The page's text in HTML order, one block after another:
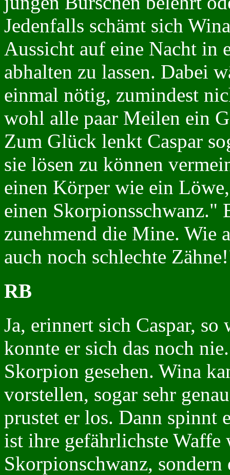
Jedenfalls schämt sich
Aussicht auf eine Nacht in
abhalten zu lassen. Dabei
einmal nötig, zumindest
wohl alle paar Meilen ein
Zum Glück lenkt Caspar
sie lösen zu können
einen Körper wie ein
einen Skorpionsschwanz."
zunehmend die Mine. Wie
auch noch schlechte
RB
Ja, erinnert sich Caspar,
konnte er sich das noch
Skorpion gesehen. Wina
vorstellen, sogar sehr
prustet er los. Dann spinnt
ist ihre gefährlichste
Skorpionschwanz,